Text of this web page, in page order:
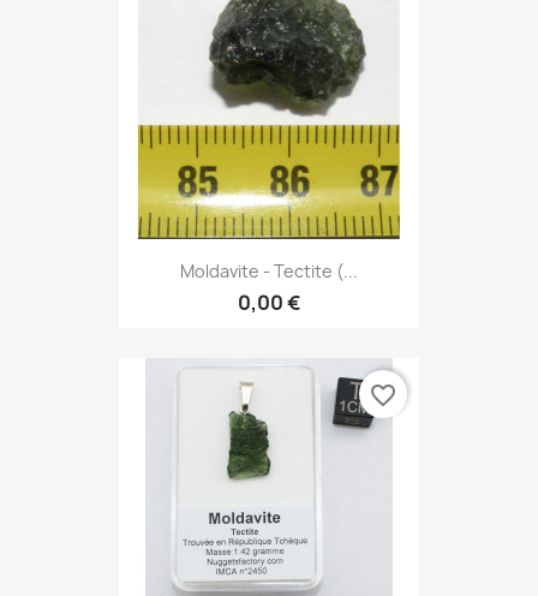
Moldavite - Tectite (...
0,00 €
favorite_border